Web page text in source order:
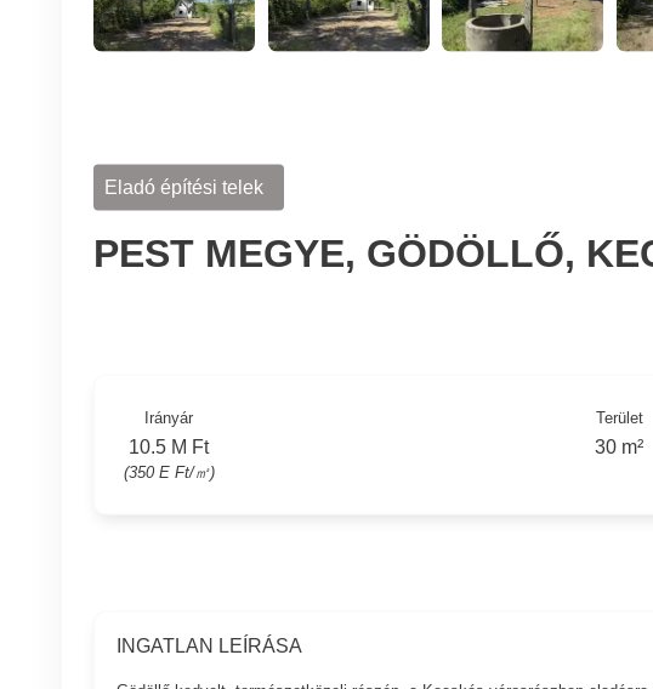
Eladó építési telek
PEST MEGYE, GÖDÖLLŐ,
Irányár
10.5 M Ft
(350 E Ft/㎡)
Terület
30 m²
INGATLAN LEÍRÁSA